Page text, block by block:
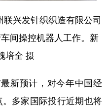
兴发针织织造有限公司
间操控机器人工作。新
培全 摄
新预计，对今年中国经
多家国际投行近期也将